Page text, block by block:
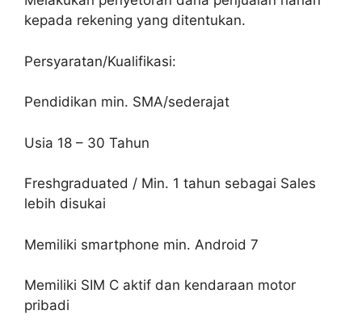
kepada rekening yang ditentukan.
Persyaratan/Kualifikasi:
Pendidikan min. SMA/sederajat
Usia 18 – 30 Tahun
Freshgraduated / Min. 1 tahun sebagai Sales
lebih disukai
Memiliki smartphone min. Android 7
Memiliki SIM C aktif dan kendaraan motor
pribadi